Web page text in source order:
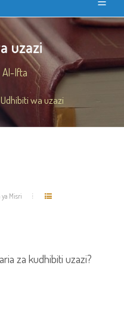
uzazi
Al-Ifta
Udhibiti wa uzazi
ya Misri
za kudhibiti uzazi?